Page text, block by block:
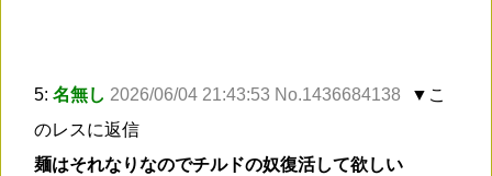
5: 名無し 2026/06/04 21:43:53 No.1436684138
▼こ
のレスに返信
麺はそれなりなのでチルドの奴復活して欲しい